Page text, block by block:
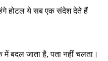
होटल ये सब एक संदेश देते हैं
बदल जाता है, पता नहीं चलता।